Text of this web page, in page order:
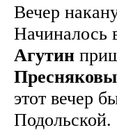
Вечер
Начиналось
Агутин
этот вечер
Подольской.